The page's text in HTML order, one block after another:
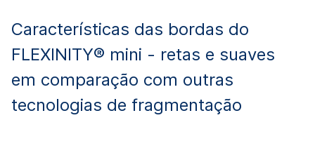
Características das bordas do
FLEXINITY® mini - retas e suaves
em comparação com outras
tecnologias de fragmentação